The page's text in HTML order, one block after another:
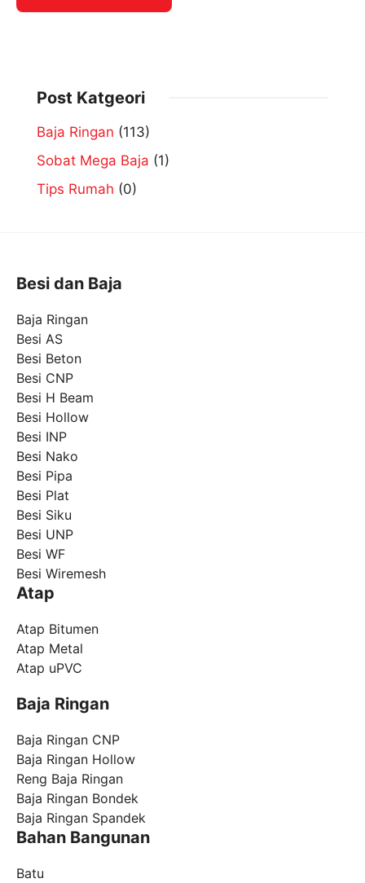
Post Katgeori
Baja Ringan (113)
Sobat Mega Baja (1)
Tips Rumah (0)
Besi dan Baja
Baja Ringan
Besi AS
Besi Beton
Besi CNP
Besi H Beam
Besi Hollow
Besi INP
Besi Nako
Besi Pipa
Besi Plat
Besi Siku
Besi UNP
Besi WF
Besi Wiremesh
Atap
Atap Bitumen
Atap Metal
Atap uPVC
Baja Ringan
Baja Ringan CNP
Baja Ringan Hollow
Reng Baja Ringan
Baja Ringan Bondek
Baja Ringan Spandek
Bahan Bangunan
Batu